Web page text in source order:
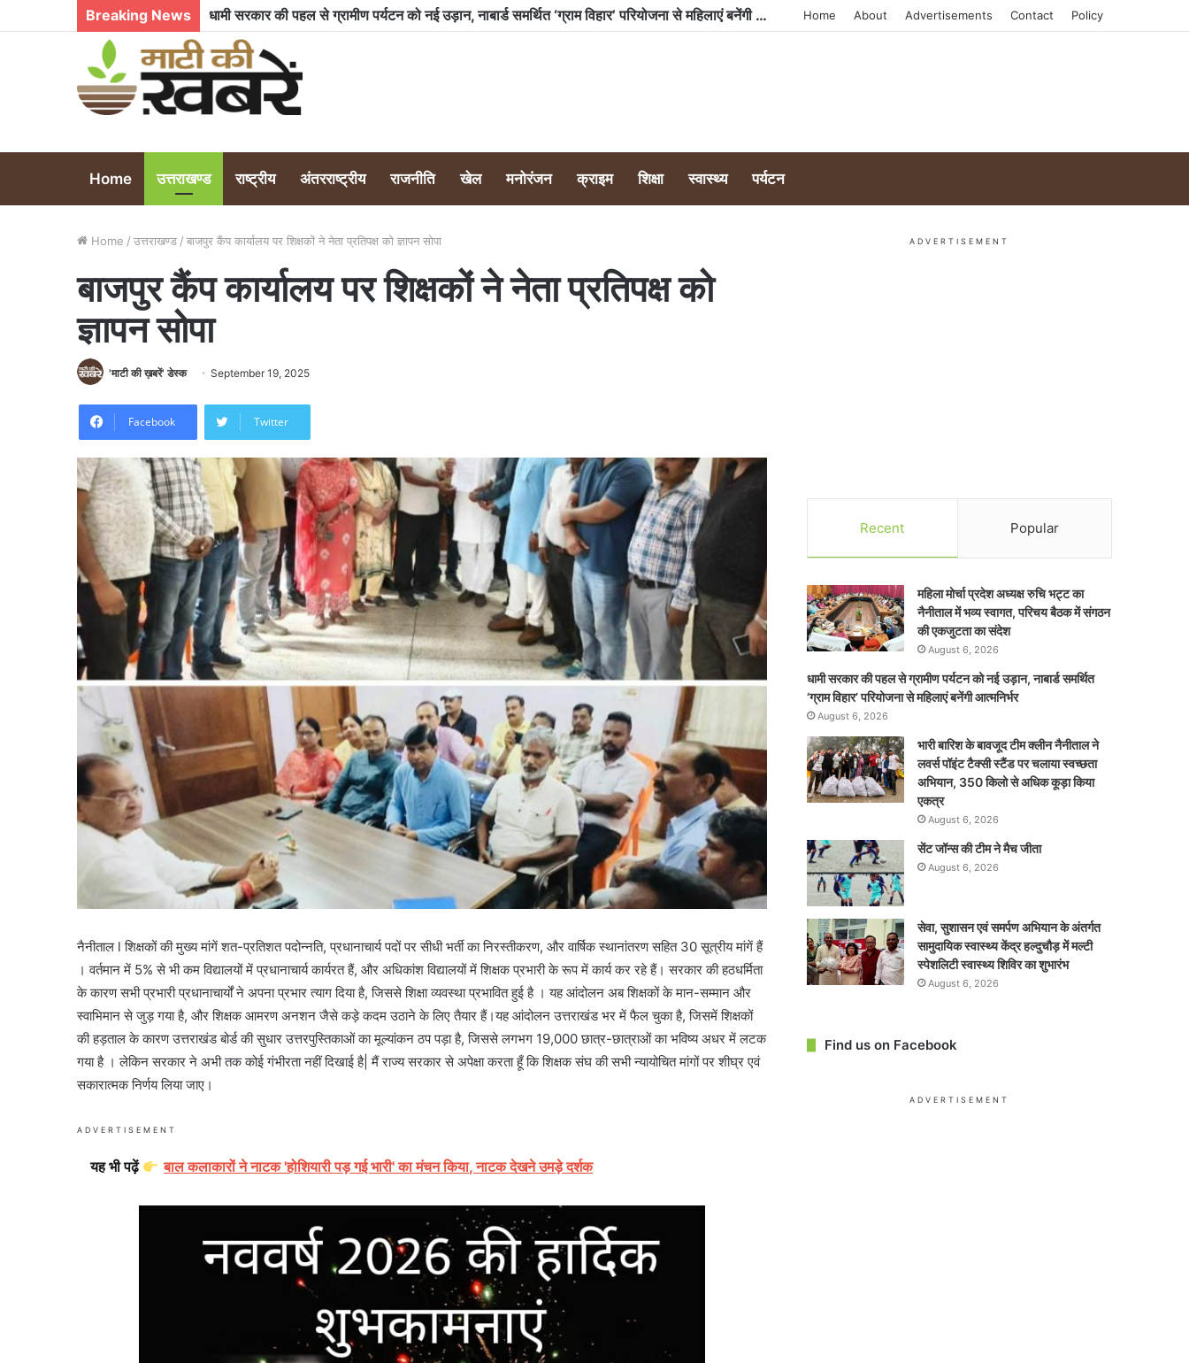
Breaking News भारी बारिश के बावजूद टीम क्लीन नैनीताल ने लवर्स पॉइंट टैक्सी स्टैंड पर चलाया स्वच्छता अभियान, 350 किलो से अधिक कूड़ा किया एकत्र Home About Advertisements Contact Policy
Home उत्तराखण्ड राष्ट्रीय अंतरराष्ट्रीय राजनीति खेल मनोरंजन क्राइम शिक्षा स्वास्थ्य पर्यटन
Home / उत्तराखण्ड / बाजपुर कैंप कार्यालय पर शिक्षकों ने नेता प्रतिपक्ष को ज्ञापन सोपा
बाजपुर कैंप कार्यालय पर शिक्षकों ने नेता प्रतिपक्ष को
ज्ञापन सोपा
'माटी की ख़बरें' डेस्क September 19, 2025
Facebook Twitter
नैनीताल l शिक्षकों की मुख्य मांगें शत-प्रतिशत पदोन्नति, प्रधानाचार्य पदों पर सीधी भर्ती का निरस्तीकरण, और वार्षिक स्थानांतरण सहित 30 सूत्रीय मांगें हैं
। वर्तमान में 5% से भी कम विद्यालयों में प्रधानाचार्य कार्यरत हैं, और अधिकांश विद्यालयों में शिक्षक प्रभारी के रूप में कार्य कर रहे हैं। सरकार की हठधर्मिता
के कारण सभी प्रभारी प्रधानाचार्यों ने अपना प्रभार त्याग दिया है, जिससे शिक्षा व्यवस्था प्रभावित हुई है । यह आंदोलन अब शिक्षकों के मान-सम्मान और
स्वाभिमान से जुड़ गया है, और शिक्षक आमरण अनशन जैसे कड़े कदम उठाने के लिए तैयार हैं।यह आंदोलन उत्तराखंड भर में फैल चुका है, जिसमें शिक्षकों
की हड़ताल के कारण उत्तराखंड बोर्ड की सुधार उत्तरपुस्तिकाओं का मूल्यांकन ठप पड़ा है, जिससे लगभग 19,000 छात्र-छात्राओं का भविष्य अधर में लटक
गया है । लेकिन सरकार ने अभी तक कोई गंभीरता नहीं दिखाई है| मैं राज्य सरकार से अपेक्षा करता हूँ कि शिक्षक संघ की सभी न्यायोचित मांगों पर शीघ्र एवं
सकारात्मक निर्णय लिया जाए।
ADVERTISEMENT
यह भी पढ़ें बाल कलाकारों ने नाटक 'होशियारी पड़ गई भारी' का मंचन किया, नाटक देखने उमड़े दर्शक
ADVERTISEMENT
Recent Popular
महिला मोर्चा प्रदेश अध्यक्ष रुचि भट्ट का
नैनीताल में भव्य स्वागत, परिचय बैठक में संगठन
की एकजुटता का संदेश
August 6, 2026
धामी सरकार की पहल से ग्रामीण पर्यटन को नई उड़ान, नाबार्ड समर्थित
‘ग्राम विहार’ परियोजना से महिलाएं बनेंगी आत्मनिर्भर
August 6, 2026
भारी बारिश के बावजूद टीम क्लीन नैनीताल ने
लवर्स पॉइंट टैक्सी स्टैंड पर चलाया स्वच्छता
अभियान, 350 किलो से अधिक कूड़ा किया
एकत्र
August 6, 2026
सेंट जॉन्स की टीम ने मैच जीता
August 6, 2026
सेवा, सुशासन एवं समर्पण अभियान के अंतर्गत
सामुदायिक स्वास्थ्य केंद्र हल्दुचौड़ में मल्टी
स्पेशलिटी स्वास्थ्य शिविर का शुभारंभ
August 6, 2026
Find us on Facebook
ADVERTISEMENT